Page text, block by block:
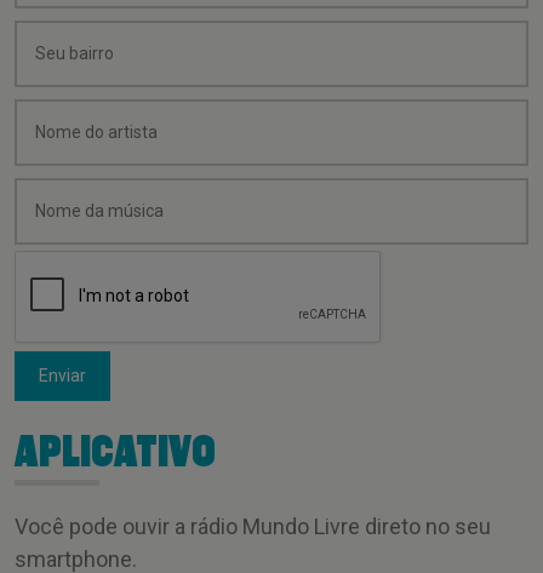
Enviar
APLICATIVO
Você pode ouvir a rádio Mundo Livre direto no seu
smartphone.